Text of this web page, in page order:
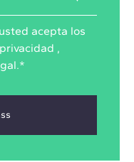
acepta los
,
.*